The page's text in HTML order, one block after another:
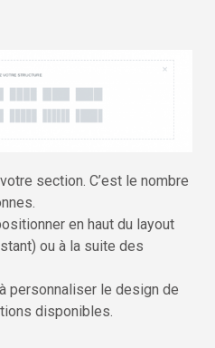
section. C’est le nombre
en haut du layout
ou à la suite des
personnaliser le design de
disponibles.